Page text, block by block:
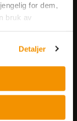
for dem,
bruk av
Detaljer